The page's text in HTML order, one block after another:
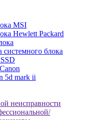
MSI
Hewlett Packard
системного блока
5d mark ii
неисправности